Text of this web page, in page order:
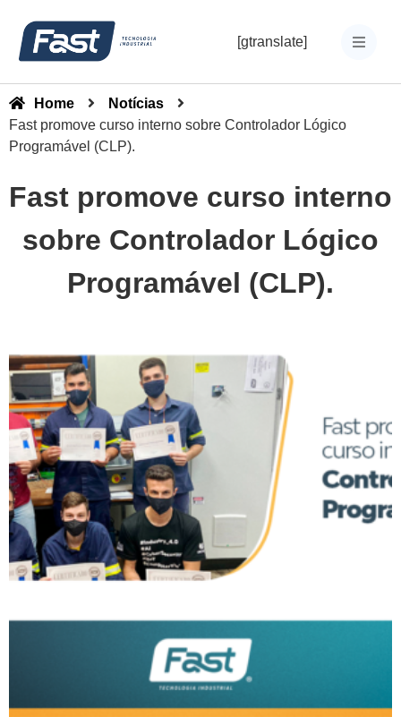
[gtranslate]
Home
Notícias
Fast promove curso interno sobre Controlador Lógico
Programável (CLP).
Fast promove curso interno
sobre Controlador Lógico
Programável (CLP).